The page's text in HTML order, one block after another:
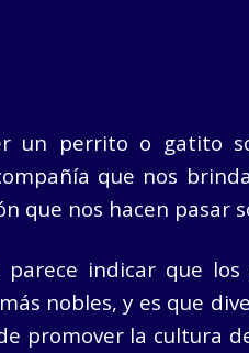
un perrito o gatito
que nos
que nos hacen pasar
indicar que los
nobles, y es que
promover la cultura